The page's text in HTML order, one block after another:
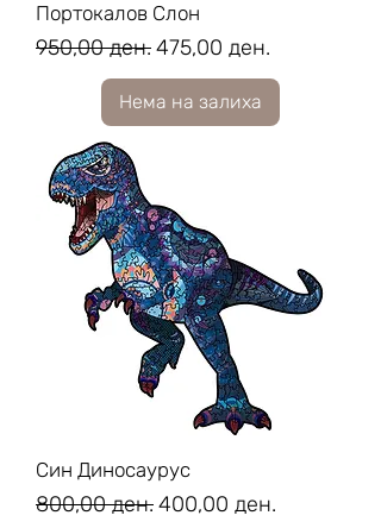
Портокалов Слон
Regular Price
950,00 ден.Sale Price
475,00 ден.
Нема на залиха
Син Диносаурус
Regular Price
800,00 ден.Sale Price
400,00 ден.